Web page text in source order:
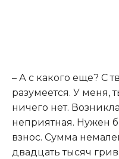
– А с какого еще? С
разумеется. У меня,
ничего нет.
неприятная. Нужен
взнос. Сумма
двадцать тысяч